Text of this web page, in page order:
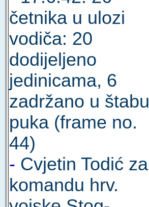
četnika u ulozi
vodiča: 20
dodijeljeno
jedinicama, 6
zadržano u štabu
puka (frame no.
44)
- Cvjetin Todić za
komandu hrv.